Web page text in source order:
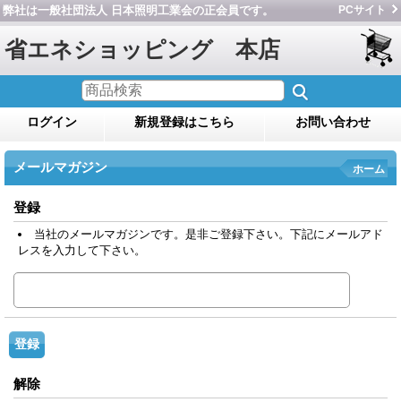
弊社は一般社団法人 日本照明工業会の正会員です。 PCサイト
省エネショッピング 本店
ログイン 新規登録はこちら お問い合わせ
メールマガジン ホーム
登録
当社のメールマガジンです。是非ご登録下さい。下記にメールアド
レスを入力して下さい。
解除